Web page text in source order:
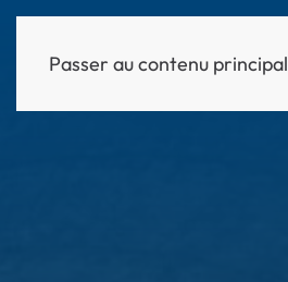
Passer au contenu principal